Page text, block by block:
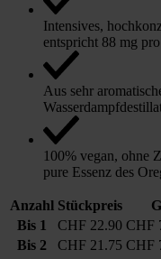
Intensives,
entspricht 88 mg
Aus sehr
100% vegan, ohne
pure Essenz des
Anzahl Stückpreis
Bis 1 CHF 22.90 CHF
Bis 2 CHF 21.75 CHF